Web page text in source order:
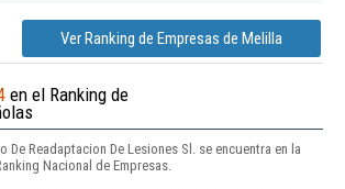
Ver Ranking de Empresas de Melilla
en el Ranking de
De Readaptacion De Lesiones Sl. se encuentra en la
Nacional de Empresas.